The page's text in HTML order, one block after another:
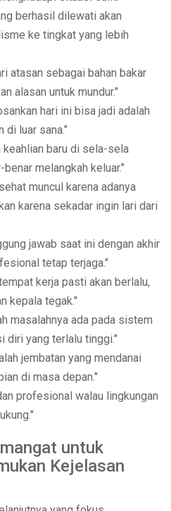
berhasil dilewati akan
ke tingkat yang lebih
atasan sebagai bahan bakar
alasan untuk mundur."
hari ini bisa jadi adalah
di luar sana."
baru di sela-sela
melangkah keluar."
muncul karena adanya
karena sekadar ingin lari dari
jawab saat ini dengan akhir
tetap terjaga."
kerja pasti akan berlalu,
kepala tegak."
masalahnya ada pada sistem
diri yang terlalu tinggi."
jembatan yang mendanai
di masa depan."
profesional walau lingkungan
untuk
Kejelasan